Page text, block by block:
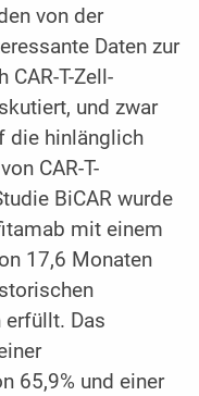
von der
Daten zur
T-Zell-
und zwar
die hinlänglich
CAR-T-
BiCAR wurde
mit einem
17,6 Monaten
erfüllt. Das
65,9% und einer